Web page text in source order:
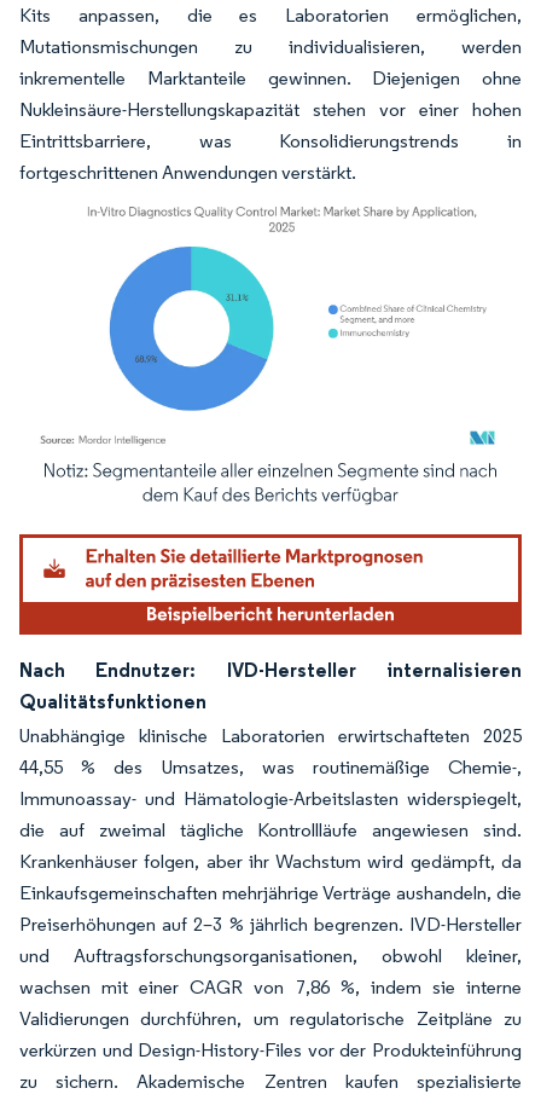
Kits anpassen, die es Laboratorien ermöglichen,
Mutationsmischungen zu individualisieren, werden
inkrementelle Marktanteile gewinnen. Diejenigen ohne
Nukleinsäure-Herstellungskapazität stehen vor einer hohen
Eintrittsbarriere, was Konsolidierungstrends in
fortgeschrittenen Anwendungen verstärkt.
Bild © Mordor Intelligence. Wiederverwendung erfordert Namensnennung
Nach Endnutzer: IVD-Hersteller internalisieren
Qualitätsfunktionen
Unabhängige klinische Laboratorien erwirtschafteten 2025
44,55 % des Umsatzes, was routinemäßige Chemie-,
Immunoassay- und Hämatologie-Arbeitslasten widerspiegelt,
die auf zweimal tägliche Kontrollläufe angewiesen sind.
Krankenhäuser folgen, aber ihr Wachstum wird gedämpft, da
Einkaufsgemeinschaften mehrjährige Verträge aushandeln, die
Preiserhöhungen auf 2–3 % jährlich begrenzen. IVD-Hersteller
und Auftragsforschungsorganisationen, obwohl kleiner,
wachsen mit einer CAGR von 7,86 %, indem sie interne
Validierungen durchführen, um regulatorische Zeitpläne zu
verkürzen und Design-History-Files vor der Produkteinführung
zu sichern. Akademische Zentren kaufen spezialisierte